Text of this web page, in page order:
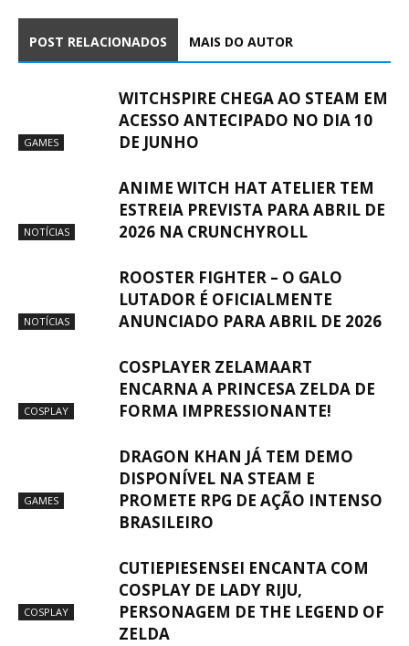
POST RELACIONADOS MAIS DO AUTOR
GAMES
WITCHSPIRE CHEGA AO STEAM EM
ACESSO ANTECIPADO NO DIA 10
DE JUNHO
NOTÍCIAS
ANIME WITCH HAT ATELIER TEM
ESTREIA PREVISTA PARA ABRIL DE
2026 NA CRUNCHYROLL
NOTÍCIAS
ROOSTER FIGHTER – O GALO
LUTADOR É OFICIALMENTE
ANUNCIADO PARA ABRIL DE 2026
COSPLAY
COSPLAYER ZELAMAART
ENCARNA A PRINCESA ZELDA DE
FORMA IMPRESSIONANTE!
GAMES
DRAGON KHAN JÁ TEM DEMO
DISPONÍVEL NA STEAM E
PROMETE RPG DE AÇÃO INTENSO
BRASILEIRO
COSPLAY
CUTIEPIESENSEI ENCANTA COM
COSPLAY DE LADY RIJU,
PERSONAGEM DE THE LEGEND OF
ZELDA